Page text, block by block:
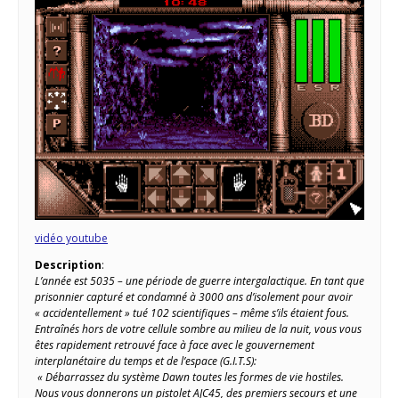
vidéo youtube
Description:
L’année est 5035 – une période de guerre intergalactique. En tant que
prisonnier capturé et condamné à 3000 ans d’isolement pour avoir
« accidentellement » tué 102 scientifiques – même s’ils étaient fous.
Entraînés hors de votre cellule sombre au milieu de la nuit, vous vous
êtes rapidement retrouvé face à face avec le gouvernement
interplanétaire du temps et de l’espace (G.I.T.S):
« Débarrassez du système Dawn toutes les formes de vie hostiles.
Nous vous donnerons un pistolet AJC45, des premiers secours et une